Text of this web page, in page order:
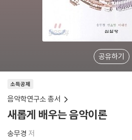
공유하기
소득공제
음악학연구소 총서
새롭게 배우는 음악이론
송무경 저